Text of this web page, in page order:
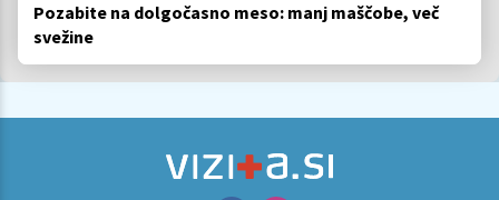
Pozabite na dolgočasno meso: manj maščobe, več
svežine